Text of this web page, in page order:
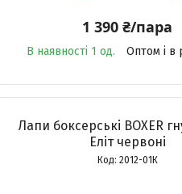
1 390 ₴/пара
В наявності 1 од. Оптом і в
Лапи боксерські BOXER
Еліт червоні
2012-01К